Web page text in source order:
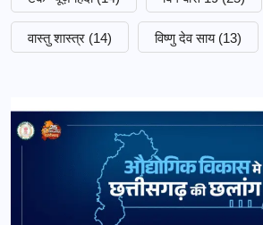
वास्तु शास्त्र (14) विष्णु देव साय (13)